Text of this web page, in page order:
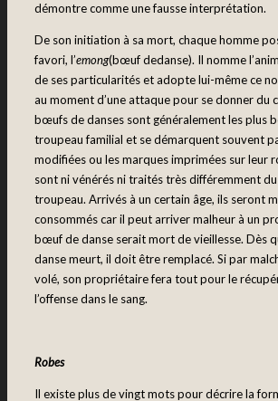
démontre comme une fausse interprétation.
De son initiation à sa mort, chaque homme
favori, l’emong(bœuf dedanse). Il nomme
de ses particularités et adopte lui-même ce
au moment d’une attaque pour se donner du
bœufs de danses sont généralement les plus
troupeau familial et se démarquent souvent
modifiées ou les marques imprimées sur leur
sont ni vénérés ni traités très différemment
troupeau. Arrivés à un certain âge, ils seront
consommés car il peut arriver malheur à un
bœuf de danse serait mort de vieillesse. Dès
danse meurt, il doit être remplacé. Si par
volé, son propriétaire fera tout pour le
l’offense dans le sang.
Robes
Il existe plus de vingt mots pour décrire la